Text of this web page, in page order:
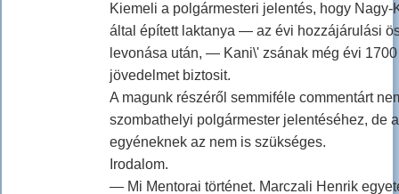
Kiemeli a polgármesteri jelentés, hogy Nagy-
által épített laktanya — az évi hozzájárulási
levonása után, — Kani\' zsának még évi 1700
jövedelmet biztosit.
A magunk részéről semmiféle commentárt
szombathelyi polgármester jelentéséhez, de
egyéneknek az nem is szükséges.
Irodalom.
— Mi Mentorai történet. Marczali Henrik